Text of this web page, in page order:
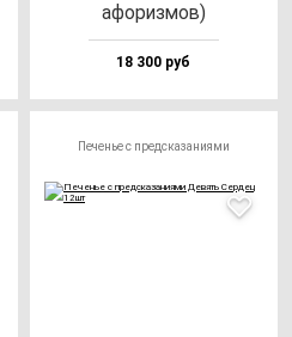
афо­риз­мов)
18 300 руб
Печенье с предсказаниями